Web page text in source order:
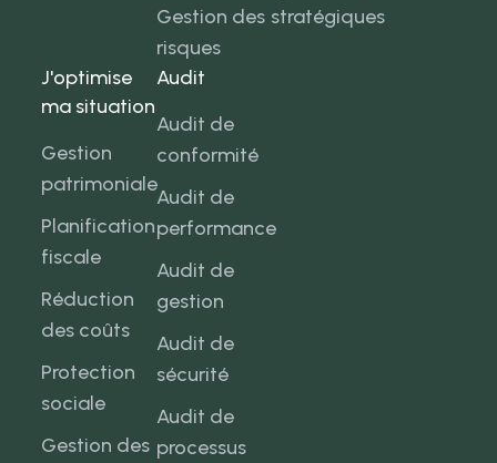
Gestion des
risques
stratégiques
J'optimise
ma situation
Gestion
patrimoniale
Planification
fiscale
Réduction
des coûts
Protection
sociale
Gestion des
Audit
Audit de
conformité
Audit de
performance
Audit de
gestion
Audit de
sécurité
Audit de
processus